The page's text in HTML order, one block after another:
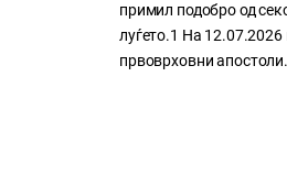
примил подобро од
луѓето.1 На 12.07.2026
првоврховни